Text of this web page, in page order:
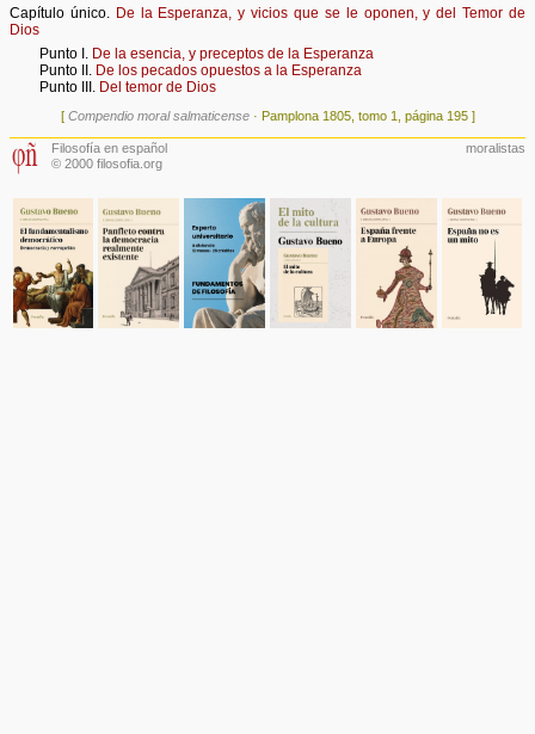
Capítulo único. De la Esperanza, y vicios que se le oponen, y del Temor de
Dios
Punto I. De la esencia, y preceptos de la Esperanza
Punto II. De los pecados opuestos a la Esperanza
Punto III. Del temor de Dios
[ Compendio moral salmaticense· Pamplona 1805, tomo 1, página 195 ]
Filosofía en español
© 2000 filosofia.org
moralistas